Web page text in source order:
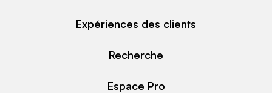
Expériences des clients
Recherche
Espace Pro